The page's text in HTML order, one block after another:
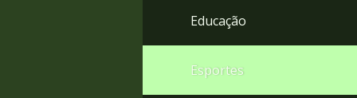
Educação
Esportes